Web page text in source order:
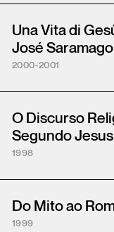
Una Vita di
José Saramago
2000-2001
O Discurso
Segundo
1998
Do Mito ao
1999